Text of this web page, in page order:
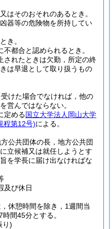
はそのおそれのあるとき。
器等の危険物を所持してい
き。
不都合と認められるとき。
されたときは欠勤，所定の終
は早退として取り扱うもの
けた場合でなければ，他の
営んではならない。
定める国立大学法人岡山大学
程第12号)による。
公共団体の長，地方公共団
立候補又は就任しようとす
を学長に届け出なければな
及び休日
休憩時間を除き，1週間当
間45分とする。
り)